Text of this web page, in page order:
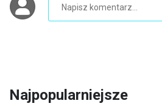
Najpopularniejsze